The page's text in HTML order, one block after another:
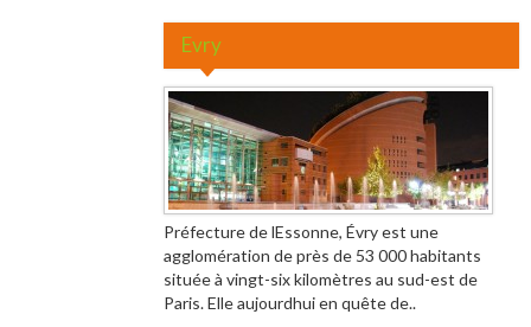
Evry
Préfecture de lEssonne, Évry est une
agglomération de près de 53 000 habitants
située à vingt-six kilomètres au sud-est de
Paris. Elle aujourdhui en quête de..